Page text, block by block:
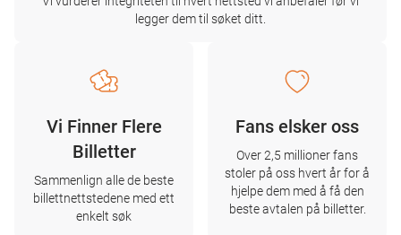
legger dem til søket ditt.
Vi Finner Flere
Billetter
Sammenlign alle de beste
billettnettstedene med ett
enkelt søk
Fans elsker oss
Over 2,5 millioner fans
stoler på oss hvert år for å
hjelpe dem med å få den
beste avtalen på billetter.